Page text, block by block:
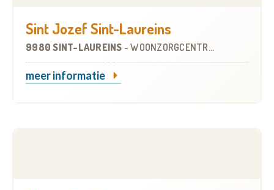
Sint Jozef Sint-Laureins
9980 SINT-LAUREINS -WOONZORGCENTRUM (WZC)
meer informatie